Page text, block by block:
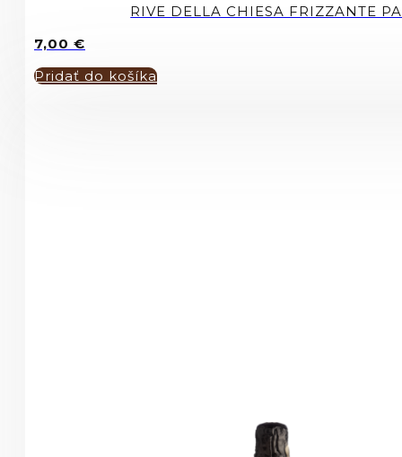
RIVE DELLA CHIESA FRIZZANTE
7,00 €
Pridať do košíka